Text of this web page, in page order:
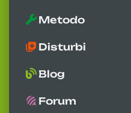
Metodo
Disturbi
Blog
Forum